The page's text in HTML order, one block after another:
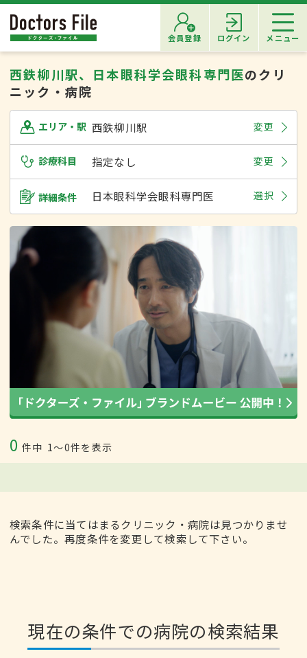
会員登録 ログイン メニュー
西鉄柳川駅、日本眼科学会眼科専門医のクリ
ニック・病院
エリア・駅 西鉄柳川駅 変更
診療科目 指定なし 変更
詳細条件 日本眼科学会眼科専門医 選択
0 件中 1〜0件を表示
検索条件に当てはまるクリニック・病院は見つかりませ
んでした。再度条件を変更して検索して下さい。
現在の条件での病院の検索結果